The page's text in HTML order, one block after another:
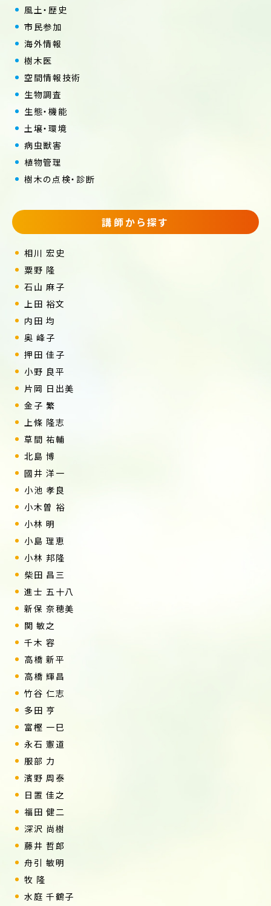
風土・歴史
市民参加
海外情報
樹木医
空間情報技術
生物調査
生態・機能
土壌・環境
病虫獣害
植物管理
樹木の点検・診断
講師から探す
相川 宏史
粟野 隆
石山 麻子
上田 裕文
内田 均
奥 峰子
押田 佳子
小野 良平
片岡 日出美
金子 繁
上條 隆志
草間 祐輔
北島 博
國井 洋一
小池 孝良
小木曽 裕
小林 明
小島 理恵
小林 邦隆
柴田 昌三
進士 五十八
新保 奈穂美
関 敏之
千木 容
高橋 新平
高橋 輝昌
竹谷 仁志
多田 亨
富樫 一巳
永石 憲道
服部 力
濱野 周泰
日置 佳之
福田 健二
深沢 尚樹
藤井 哲郎
舟引 敏明
牧 隆
水庭 千鶴子